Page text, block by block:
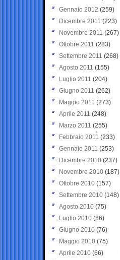
Gennaio 2012 (259)
Dicembre 2011 (223)
Novembre 2011 (267)
Ottobre 2011 (283)
Settembre 2011 (268)
Agosto 2011 (155)
Luglio 2011 (204)
Giugno 2011 (262)
Maggio 2011 (273)
Aprile 2011 (248)
Marzo 2011 (255)
Febbraio 2011 (233)
Gennaio 2011 (253)
Dicembre 2010 (237)
Novembre 2010 (187)
Ottobre 2010 (157)
Settembre 2010 (148)
Agosto 2010 (75)
Luglio 2010 (86)
Giugno 2010 (76)
Maggio 2010 (75)
Aprile 2010 (66)